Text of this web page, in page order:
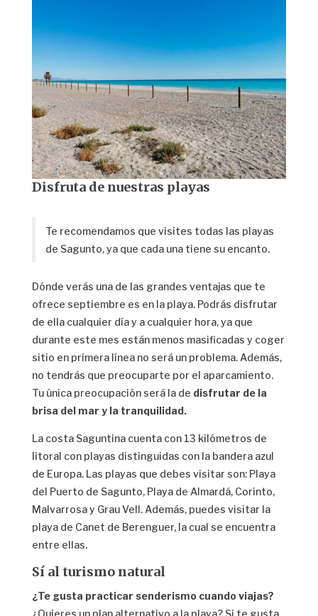
Disfruta de nuestras playas
Te recomendamos que visites todas las playas
de Sagunto, ya que cada una tiene su encanto.
Dónde verás una de las grandes ventajas que te
ofrece septiembre es en la playa. Podrás disfrutar
de ella cualquier día y a cualquier hora, ya que
durante este mes están menos masificadas y coger
sitio en primera línea no será un problema. Además,
no tendrás que preocuparte por el aparcamiento.
Tu única preocupación será la de disfrutar de la
brisa del mar y la tranquilidad.
La costa Saguntina cuenta con 13 kilómetros de
litoral con playas distinguidas con la bandera azul
de Europa. Las playas que debes visitar son: Playa
del Puerto de Sagunto, Playa de Almardá, Corinto,
Malvarrosa y Grau Vell. Además, puedes visitar la
playa de Canet de Berenguer, la cual se encuentra
entre ellas.
Sí al turismo natural
¿Te gusta practicar senderismo cuando viajas?